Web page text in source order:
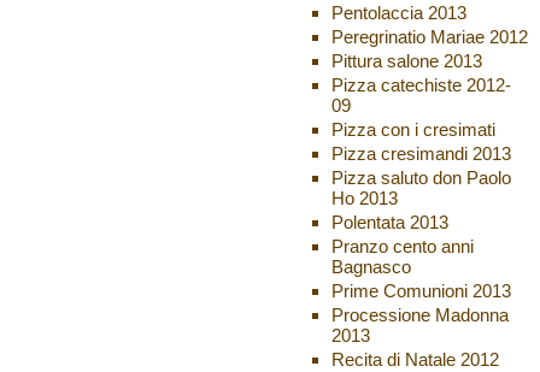
Pentolaccia 2013
Peregrinatio Mariae 2012
Pittura salone 2013
Pizza catechiste 2012-
09
Pizza con i cresimati
Pizza cresimandi 2013
Pizza saluto don Paolo
Ho 2013
Polentata 2013
Pranzo cento anni
Bagnasco
Prime Comunioni 2013
Processione Madonna
2013
Recita di Natale 2012